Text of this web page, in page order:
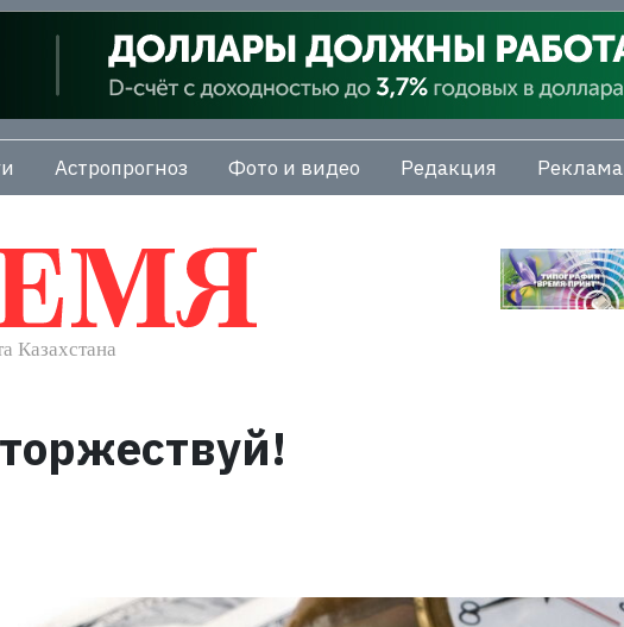
Астропрогноз Фото и видео Редакция Реклама